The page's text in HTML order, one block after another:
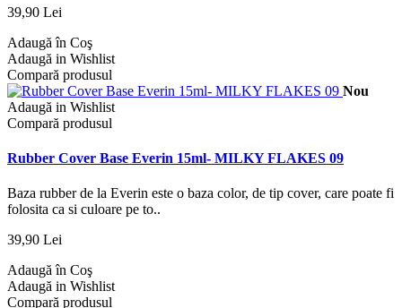
39,90 Lei
Adaugă în Coş
Adaugă in Wishlist
Compară produsul
Nou
Adaugă in Wishlist
Compară produsul
Rubber Cover Base Everin 15ml- MILKY FLAKES 09
Baza rubber de la Everin este o baza color, de tip cover, care poate fi
folosita ca si culoare pe to..
39,90 Lei
Adaugă în Coş
Adaugă in Wishlist
Compară produsul